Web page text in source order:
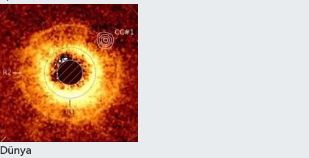
Dünya